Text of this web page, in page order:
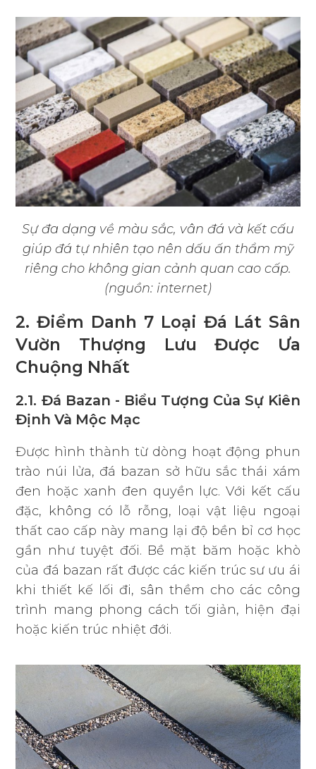
Sự đa dạng về màu sắc, vân đá và kết cấu
giúp đá tự nhiên tạo nên dấu ấn thẩm mỹ
riêng cho không gian cảnh quan cao cấp.
(nguồn: internet)
2. Điểm Danh 7 Loại Đá Lát Sân
Vườn Thượng Lưu Được Ưa
Chuộng Nhất
2.1. Đá Bazan - Biểu Tượng Của Sự Kiên
Định Và Mộc Mạc
Được hình thành từ dòng hoạt động phun
trào núi lửa, đá bazan sở hữu sắc thái xám
đen hoặc xanh đen quyền lực. Với kết cấu
đặc, không có lỗ rỗng, loại vật liệu ngoại
thất cao cấp này mang lại độ bền bỉ cơ học
gần như tuyệt đối. Bề mặt băm hoặc khò
của đá bazan rất được các kiến trúc sư ưu ái
khi thiết kế lối đi, sân thềm cho các công
trình mang phong cách tối giản, hiện đại
hoặc kiến trúc nhiệt đới.